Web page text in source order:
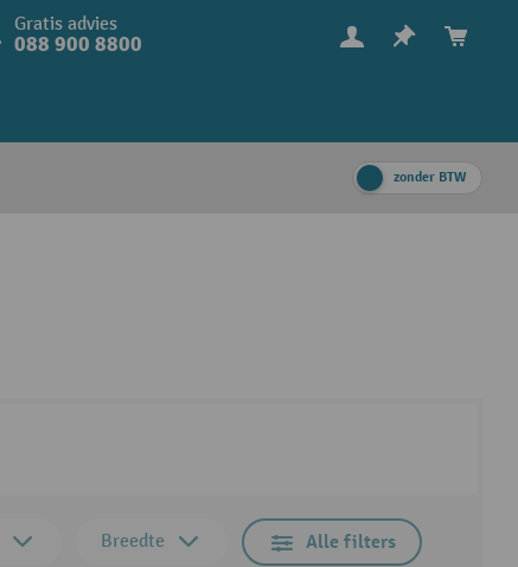
Gratis advies
088 900 8800
zonder BTW
Breedte Alle filters